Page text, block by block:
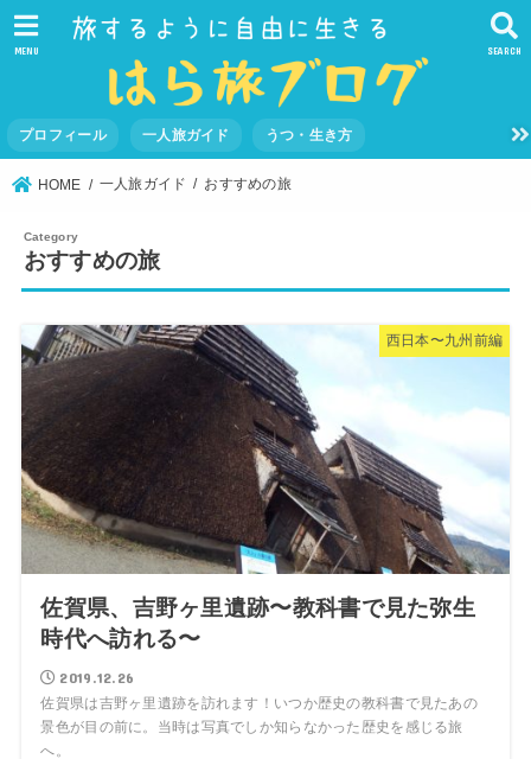
SEARCH
MENU
プロフィール 一人旅ガイド うつ・生き方
HOME 一人旅ガイド おすすめの旅
おすすめの旅
西日本〜九州前編
佐賀県、吉野ヶ里遺跡〜教科書で見た弥生
時代へ訪れる〜
2019.12.26
佐賀県は吉野ヶ里遺跡を訪れます！いつか歴史の教科書で見たあの
景色が目の前に。当時は写真でしか知らなかった歴史を感じる旅
へ。